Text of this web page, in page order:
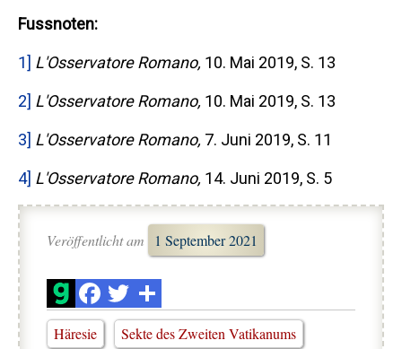
Fussnoten:
1] L'Osservatore Romano, 10. Mai 2019, S. 13
2] L'Osservatore Romano, 10. Mai 2019, S. 13
3] L'Osservatore Romano, 7. Juni 2019, S. 11
4] L'Osservatore Romano, 14. Juni 2019, S. 5
Veröffentlicht am 1 September 2021
Häresie Sekte des Zweiten Vatikanums